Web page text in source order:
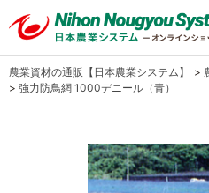
農業資材の通販【日本農業システム】 >
> 強力防鳥網 1000デニール（青）